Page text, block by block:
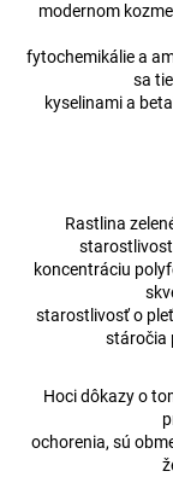
modernom
fytochemikálie a
sa
kyselinami a
Rastlina
koncentráciu
starostlivosť o
stáročia
Hoci dôkazy o
ochorenia, sú